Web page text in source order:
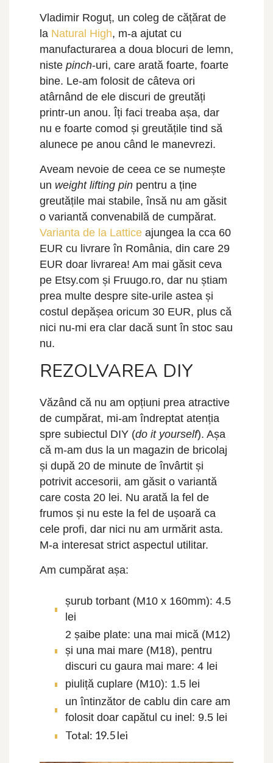
Vladimir Roguț, un coleg de cățărat de
la Natural High, m-a ajutat cu
manufacturarea a doua blocuri de lemn,
niste pinch-uri, care arată foarte, foarte
bine. Le-am folosit de câteva ori
atârnând de ele discuri de greutăți
printr-un anou. Îți faci treaba așa, dar
nu e foarte comod și greutățile tind să
alunece pe anou când le manevrezi.
Aveam nevoie de ceea ce se numește
un weight lifting pin pentru a ține
greutățile mai stabile, însă nu am găsit
o variantă convenabilă de cumpărat.
Varianta de la Lattice ajungea la cca 60
EUR cu livrare în România, din care 29
EUR doar livrarea! Am mai găsit ceva
pe Etsy.com și Fruugo.ro, dar nu știam
prea multe despre site-urile astea și
costul depășea oricum 30 EUR, plus că
nici nu-mi era clar dacă sunt în stoc sau
nu.
REZOLVAREA DIY
Văzând că nu am opțiuni prea atractive
de cumpărat, mi-am îndreptat atenția
spre subiectul DIY (do it yourself). Așa
că m-am dus la un magazin de bricolaj
și după 20 de minute de învârtit și
potrivit accesorii, am găsit o variantă
care costa 20 lei. Nu arată la fel de
frumos și nu este la fel de ușoară ca
cele profi, dar nici nu am urmărit asta.
M-a interesat strict aspectul utilitar.
Am cumpărat așa:
șurub torbant (M10 x 160mm): 4.5
lei
2 șaibe plate: una mai mică (M12)
și una mai mare (M18), pentru
discuri cu gaura mai mare: 4 lei
piuliță cuplare (M10): 1.5 lei
un întinzător de cablu din care am
folosit doar capătul cu inel: 9.5 lei
Total: 19.5 lei